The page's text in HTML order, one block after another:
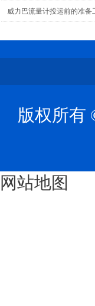
版权所有
网站地图